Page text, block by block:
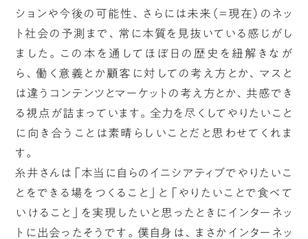
ションや今後の可能性、さらには未来（＝現在）のネッ
ト社会の予測まで、常に本質を見抜いている感じがし
ました。この本を通してほぼ日の歴史を紐解きなが
ら、働く意義とか顧客に対しての考え方とか、マスと
は違うコンテンツとマーケットの考え方とか、共感でき
る視点が詰まっています。全力を尽くしてやりたいこと
に向き合うことは素晴らしいことだと思わせてくれま
す。
糸井さんは「本当に自らのイニシアティブでやりたいこ
とをできる場をつくること」と「やりたいことで食べて
いけること」を実現したいと思ったときにインターネッ
トに出会ったそうです。僕自身は、まさかインターネッ